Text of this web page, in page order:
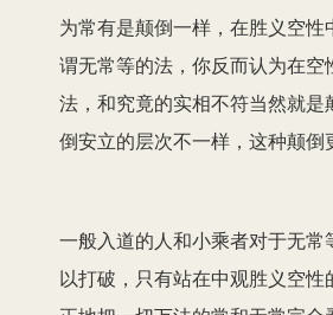
为常有是颠倒一样，在胜义空性
谓无常等的法，你反而认为在空
法，和究竟的实相不符当然就是
倒安立的层次不一样，这种颠倒
一般入道的人和小乘者对于无常
以打破，只有站在中观胜义空性